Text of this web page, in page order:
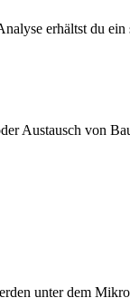
erhältst du
Austausch von
unter dem